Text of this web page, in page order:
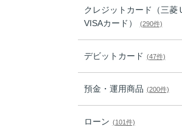
クレジットカード（三菱
VISAカード）
(290件)
デビットカード (47件)
預金・運用商品 (200件)
ローン (101件)